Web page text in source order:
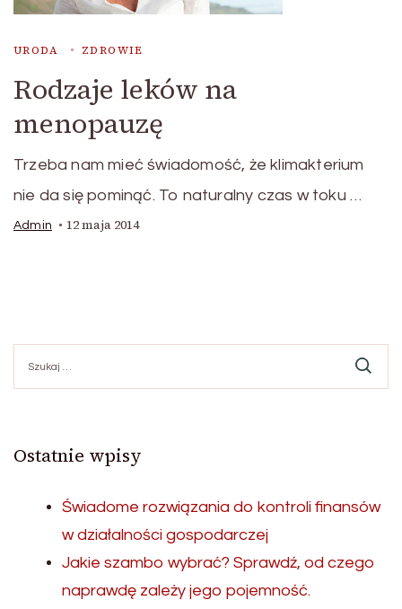
URODA ZDROWIE
Rodzaje leków na
menopauzę
Trzeba nam mieć świadomość, że klimakterium
nie da się pominąć. To naturalny czas w toku …
Admin 12 maja 2014
Ostatnie wpisy
Świadome rozwiązania do kontroli finansów
w działalności gospodarczej
Jakie szambo wybrać? Sprawdź, od czego
naprawdę zależy jego pojemność.